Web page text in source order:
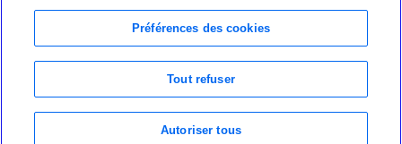
Language and region were successfully changed.
Préférences des cookies
Tout refuser
Autoriser tous